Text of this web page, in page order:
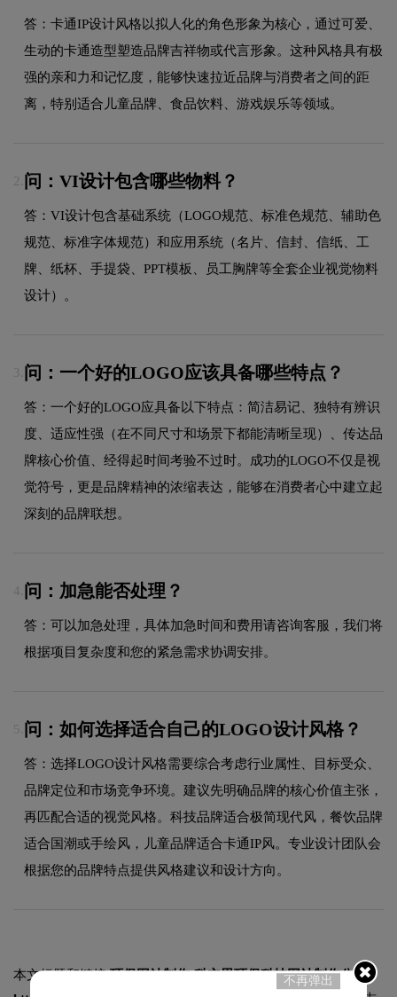
答：卡通IP设计风格以拟人化的角色形象为核心，通过可爱、
生动的卡通造型塑造品牌吉祥物或代言形象。这种风格具有极
强的亲和力和记忆度，能够快速拉近品牌与消费者之间的距
离，特别适合儿童品牌、食品饮料、游戏娱乐等领域。
2. 问：VI设计包含哪些物料？
答：VI设计包含基础系统（LOGO规范、标准色规范、辅助色
规范、标准字体规范）和应用系统（名片、信封、信纸、工
牌、纸杯、手提袋、PPT模板、员工胸牌等全套企业视觉物料
设计）。
3. 问：一个好的LOGO应该具备哪些特点？
答：一个好的LOGO应具备以下特点：简洁易记、独特有辨识
度、适应性强（在不同尺寸和场景下都能清晰呈现）、传达品
牌核心价值、经得起时间考验不过时。成功的LOGO不仅是视
觉符号，更是品牌精神的浓缩表达，能够在消费者心中建立起
深刻的品牌联想。
4. 问：加急能否处理？
答：可以加急处理，具体加急时间和费用请咨询客服，我们将
根据项目复杂度和您的紧急需求协调安排。
5. 问：如何选择适合自己的LOGO设计风格？
答：选择LOGO设计风格需要综合考虑行业属性、目标受众、
品牌定位和市场竞争环境。建议先明确品牌的核心价值主张，
再匹配合适的视觉风格。科技品牌适合极简现代风，餐饮品牌
适合国潮或手绘风，儿童品牌适合卡通IP风。专业设计团队会
根据您的品牌特点提供风格建议和设计方向。
本文标题和链接环保网站制作-科立恩环保科技网站制作公司:
不再弹出